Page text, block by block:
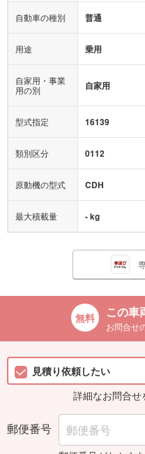
自動車の種別 普通
用途 乗用
自家用・事業
用の別
自家用
型式指定 16139
類別区分 0112
原動機の型式 CDH
最大積載量 - kg
この車
お問合せ
見積り依頼したい
詳細なお問合せ
郵便番号